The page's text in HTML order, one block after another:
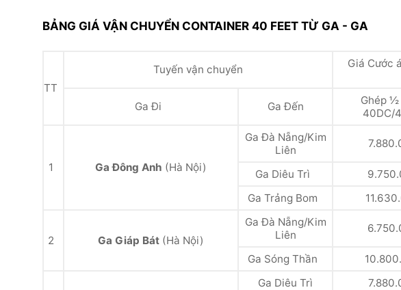
BẢNG GIÁ VẬN CHUYỂN CONTAINER 40 FEET TỪ GA - GA
TT
Tuyến vận chuyển
Giá Cước
Ga Đi
Ga Đến
Ghép ½
40DC/
1 Ga Đông Anh (Hà Nội)
Ga Đà Nẵng/Kim
Liên
Ga Diêu Trì
Ga Trảng Bom
2 Ga Giáp Bát (Hà Nội)
Ga Đà Nẵng/Kim
Liên
Ga Sóng Thần
Ga Diêu Trì